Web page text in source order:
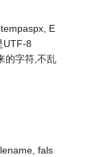
E
UTF-8
的字符,不乱
fals